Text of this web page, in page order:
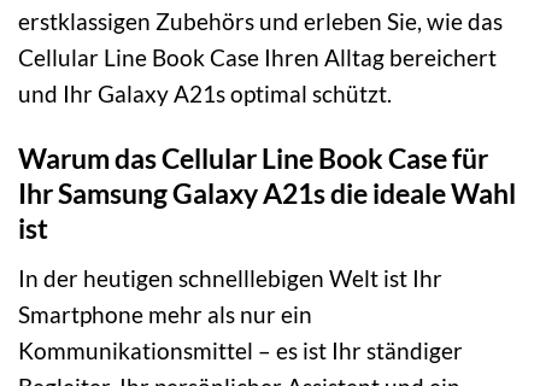
erstklassigen Zubehörs und erleben Sie, wie das
Cellular Line Book Case Ihren Alltag bereichert
und Ihr Galaxy A21s optimal schützt.
Warum das Cellular Line Book Case für
Ihr Samsung Galaxy A21s die ideale Wahl
ist
In der heutigen schnelllebigen Welt ist Ihr
Smartphone mehr als nur ein
Kommunikationsmittel – es ist Ihr ständiger